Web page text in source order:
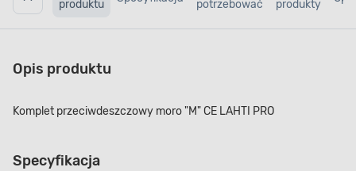
produktu
potrzebować
produkty
Opis produktu
Komplet przeciwdeszczowy moro "M" CE LAHTI PRO
Specyfikacja